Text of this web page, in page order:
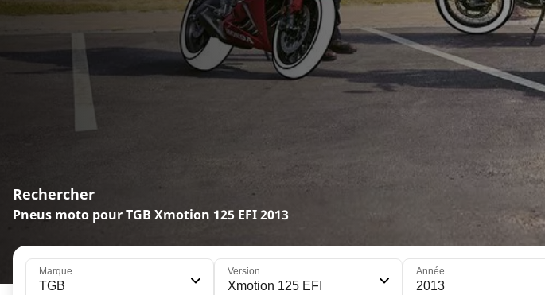
Rechercher
Pneus moto pour TGB Xmotion 125 EFI 2013
Marque
TGB
Version
Xmotion 125 EFI
Année
2013